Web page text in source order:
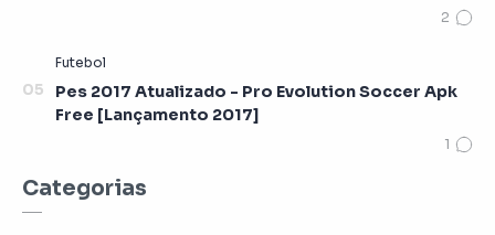
Pes 2017 Atualizado - Pro Evolution Soccer Apk
Free [Lançamento 2017]
Categorias